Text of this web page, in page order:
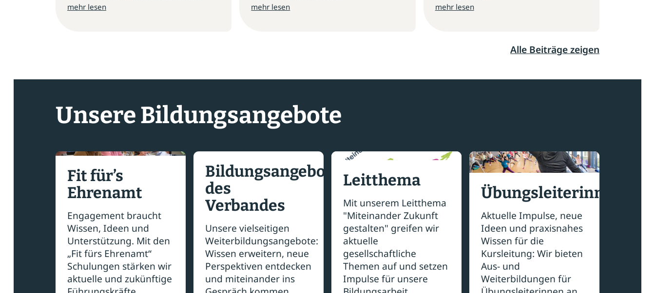
mehr lesen
mehr lesen
mehr lesen
Alle Beiträge zeigen
Unsere Bildungsangebote
Fit für’s
Ehrenamt
Engagement braucht
Wissen, Ideen und
Unterstützung. Mit den
„Fit fürs Ehrenamt“
Schulungen stärken wir
aktuelle und zukünftige
Bildungsangebote
des
Verbandes
Unsere vielseitigen
Weiterbildungsangebote:
Wissen erweitern, neue
Perspektiven entdecken
und miteinander ins
Leitthema
Mit unserem Leitthema
"Miteinander Zukunft
gestalten" greifen wir
aktuelle
gesellschaftliche
Themen auf und setzen
Impulse für unsere
Übungsleiterinnen
Aktuelle Impulse, neue
Ideen und praxisnahes
Wissen für die
Kursleitung: Wir bieten
Aus- und
Weiterbildungen für